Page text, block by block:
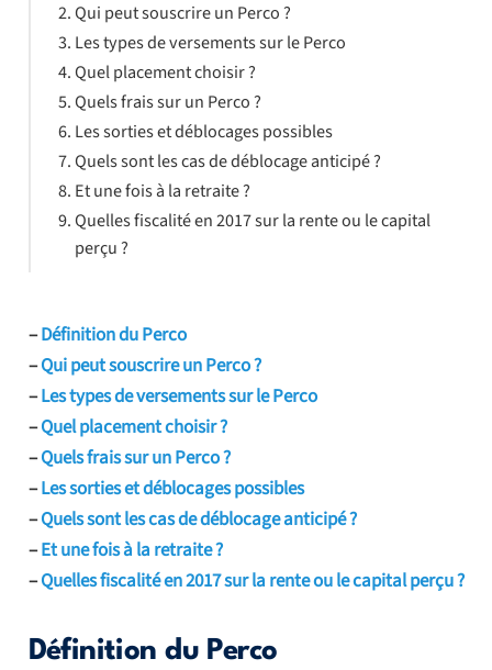
–Définition du Perco
–Qui peut souscrire un Perco ?
–Les types de versements sur le Perco
–Quel placement choisir ?
–Quels frais sur un Perco ?
–Les sorties et déblocages possibles
–Quels sont les cas de déblocage anticipé ?
–Et une fois à la retraite ?
–Quelles fiscalité en 2017 sur la rente ou le capital perçu ?
Définition du Perco
Qui peut souscrire un Perco ?
Les types de versements sur le Perco
Quel placement choisir ?
Quels frais sur un Perco ?
Les sorties et déblocages possibles
Quels sont les cas de déblocage anticipé ?
Et une fois à la retraite ?
Quelles fiscalité en 2017 sur la rente ou le capital
perçu ?